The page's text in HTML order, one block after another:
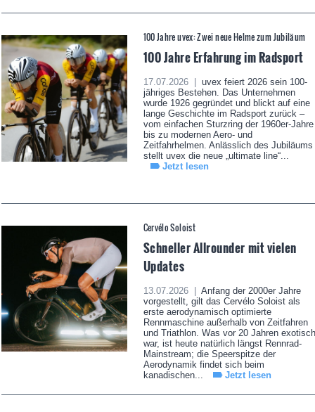
100 Jahre uvex: Zwei neue Helme zum Jubiläum
100 Jahre Erfahrung im Radsport
17.07.2026 |
uvex feiert 2026 sein 100-
jähriges Bestehen. Das Unternehmen
wurde 1926 gegründet und blickt auf eine
lange Geschichte im Radsport zurück –
vom einfachen Sturzring der 1960er-Jahre
bis zu modernen Aero- und
Zeitfahrhelmen. Anlässlich des Jubiläums
stellt uvex die neue „ultimate line“...
Jetzt lesen
Cervélo Soloist
Schneller Allrounder mit vielen
Updates
13.07.2026 |
Anfang der 2000er Jahre
vorgestellt, gilt das Cervélo Soloist als
erste aerodynamisch optimierte
Rennmaschine außerhalb von Zeitfahren
und Triathlon. Was vor 20 Jahren exotisch
war, ist heute natürlich längst Rennrad-
Mainstream; die Speerspitze der
Aerodynamik findet sich beim
kanadischen...
Jetzt lesen